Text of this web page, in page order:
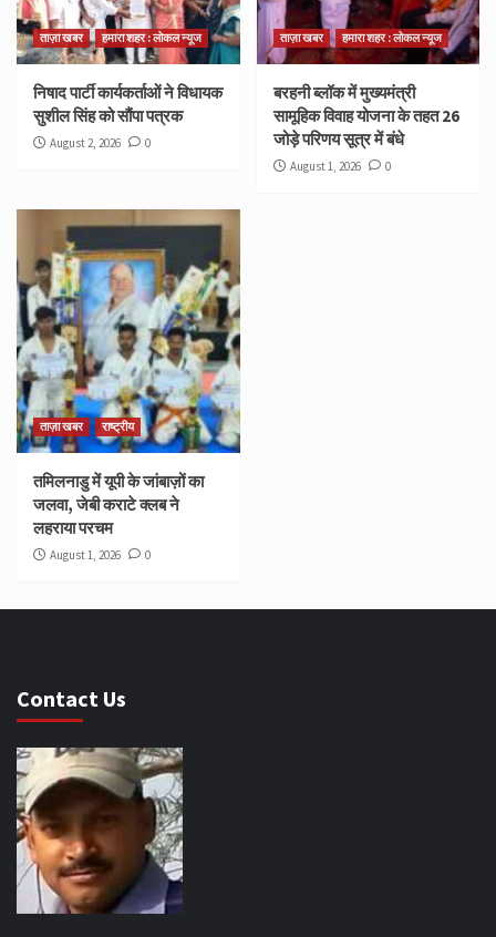
ताज़ा खबर हमारा शहर : लोकल न्यूज
निषाद पार्टी कार्यकर्ताओं ने विधायक
सुशील सिंह को सौंपा पत्रक
August 2, 2026 0
ताज़ा खबर हमारा शहर : लोकल न्यूज
बरहनी ब्लॉक में मुख्यमंत्री
सामूहिक विवाह योजना के तहत 26
जोड़े परिणय सूत्र में बंधे
August 1, 2026 0
ताज़ा खबर राष्ट्रीय
तमिलनाडु में यूपी के जांबाज़ों का
जलवा, जेबी कराटे क्लब ने
लहराया परचम
August 1, 2026 0
Contact Us